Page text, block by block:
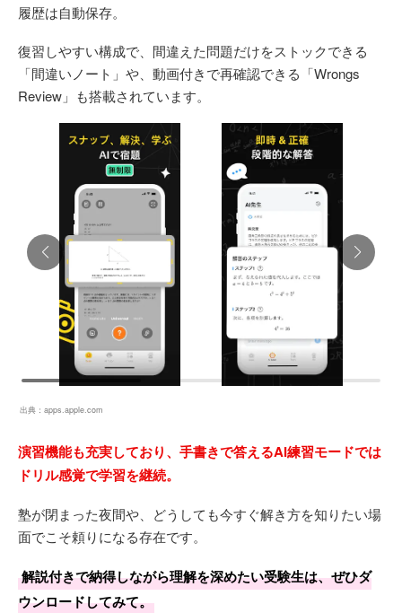
履歴は自動保存。
復習しやすい構成で、間違えた問題だけをストックできる
「間違いノート」や、動画付きで再確認できる「Wrongs
Review」も搭載されています。
出典： apps.apple.com
演習機能も充実しており、手書きで答えるAI練習モードでは
ドリル感覚で学習を継続。
塾が閉まった夜間や、どうしても今すぐ解き方を知りたい場
面でこそ頼りになる存在です。
解説付きで納得しながら理解を深めたい受験生は、ぜひダ
ウンロードしてみて。